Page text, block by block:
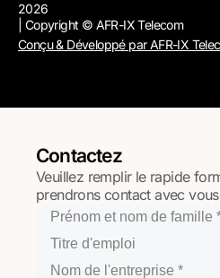
2026
| Copyright © AFR-IX Telecom
Conçu & Développé par AFR-IX
Contactez
Veuillez remplir le rapide
prendrons contact avec